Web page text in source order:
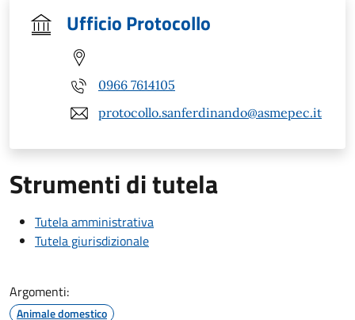
Ufficio Protocollo
0966 7614105
protocollo.sanferdinando@asmepec.it
Strumenti di tutela
Tutela amministrativa
Tutela giurisdizionale
Argomenti:
Animale domestico